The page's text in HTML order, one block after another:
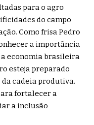
para o agro
do campo
Como frisa Pedro
a importância
economia brasileira
esteja preparado
cadeia produtiva.
fortalecer a
a inclusão